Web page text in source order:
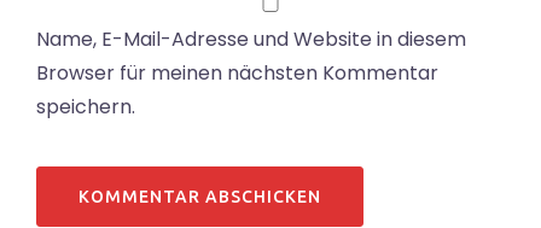
Name, E-Mail-Adresse und Website in diesem
Browser für meinen nächsten Kommentar
speichern.